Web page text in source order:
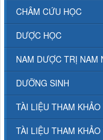
CHÂM CỨU HỌC
DƯỢC HỌC
NAM DƯỢC TRỊ NAM
DƯỠNG SINH
TÀI LIỆU THAM KHẢO
TÀI LIỆU THAM